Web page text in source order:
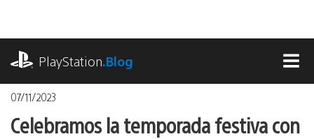
contenido
PlayStation.Blog
07/11/2023
Celebramos la temporada festiva con